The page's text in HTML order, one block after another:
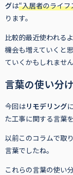
グは“入居者のライ
ります。
比較的最近使われる
機会も増えていくと
ていくかもしれません
言葉の使い分
今回はリモデリング
た工事に関する言葉
以前このコラムで取
言葉でしたね。
これらの言葉の使い